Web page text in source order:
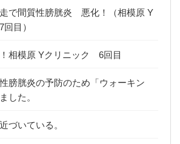
で間質性膀胱炎 悪化！（相模原 Y
目）
相模原 Yクリニック 6回目
膀胱炎の予防のため「ウォーキン
した。
づいている。